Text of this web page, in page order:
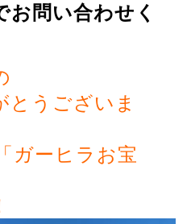
お問い合わせく
とうございま
ガーヒラお宝